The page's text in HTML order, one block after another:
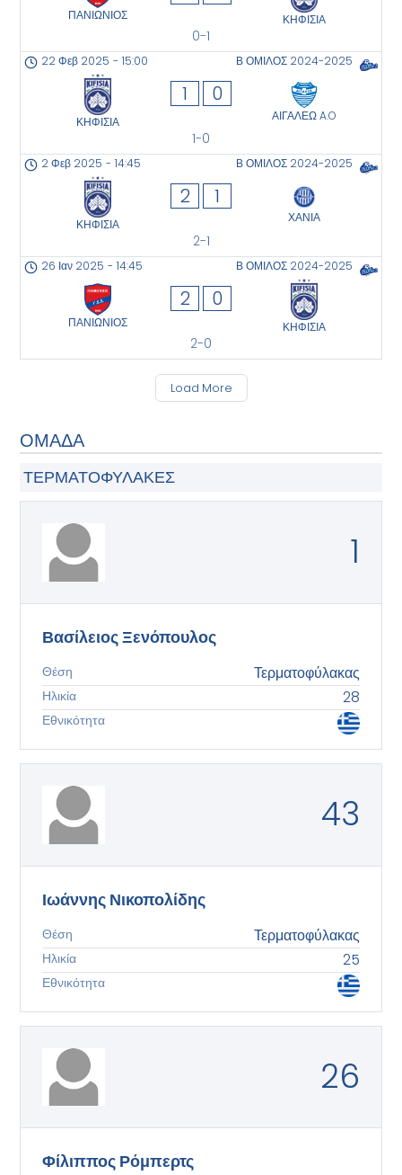
ΠΑΝΙΩΝΙΟΣ ΚΗΦΙΣΙΑ
0-1
Β ΟΜΙΛΟΣ 2024-2025
22 Φεβ 2025 - 15:00
ΚΗΦΙΣΙΑ
1 0
ΑΙΓΑΛΕΩ A.O
1-0
Β ΟΜΙΛΟΣ 2024-2025
2 Φεβ 2025 - 14:45
ΚΗΦΙΣΙΑ
2 1
ΧΑΝΙΑ
2-1
Β ΟΜΙΛΟΣ 2024-2025
26 Ιαν 2025 - 14:45
ΠΑΝΙΩΝΙΟΣ
2 0
ΚΗΦΙΣΙΑ
2-0
Load More
ΟΜΑΔΑ
ΤΕΡΜΑΤΟΦΎΛΑΚΕΣ
1
Βασίλειος Ξενόπουλος
Θέση Τερματοφύλακας
Ηλικία 28
Εθνικότητα
43
Ιωάννης Νικοπολίδης
Θέση Τερματοφύλακας
Ηλικία 25
Εθνικότητα
26
Φίλιππος Ρόμπερτς